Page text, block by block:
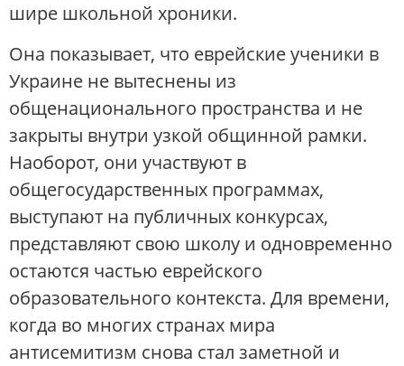
шире школьной хроники.
Она показывает, что еврейские ученики в
Украине не вытеснены из
общенационального пространства и не
закрыты внутри узкой общинной рамки.
Наоборот, они участвуют в
общегосударственных программах,
выступают на публичных конкурсах,
представляют свою школу и одновременно
остаются частью еврейского
образовательного контекста. Для времени,
когда во многих странах мира
антисемитизм снова стал заметной и